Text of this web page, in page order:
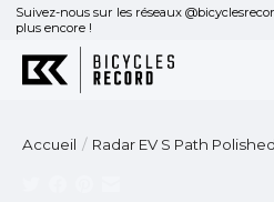
Suivez-nous sur les réseaux
plus encore !
Accueil / Radar EV S Path